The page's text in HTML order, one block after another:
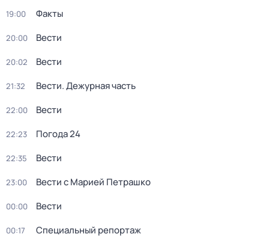
19:00 Факты
20:00 Вести
20:02 Вести
21:32 Вести. Дежурная часть
22:00 Вести
22:23 Погода 24
22:35 Вести
23:00 Вести с Марией Петрашко
00:00 Вести
00:17 Специальный репортаж